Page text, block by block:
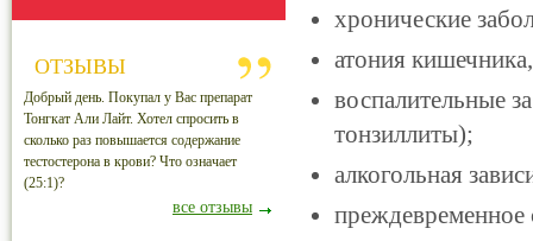
хронические
атония
воспалительные
тонзиллиты);
алкогольная
преждевременное
ОТЗЫВЫ
Добрый день. Покупал у Вас препарат
Тонгкат Али Лайт. Хотел спросить в
сколько раз повышается содержание
тестостерона в крови? Что означает
(25:1)?
все отзывы